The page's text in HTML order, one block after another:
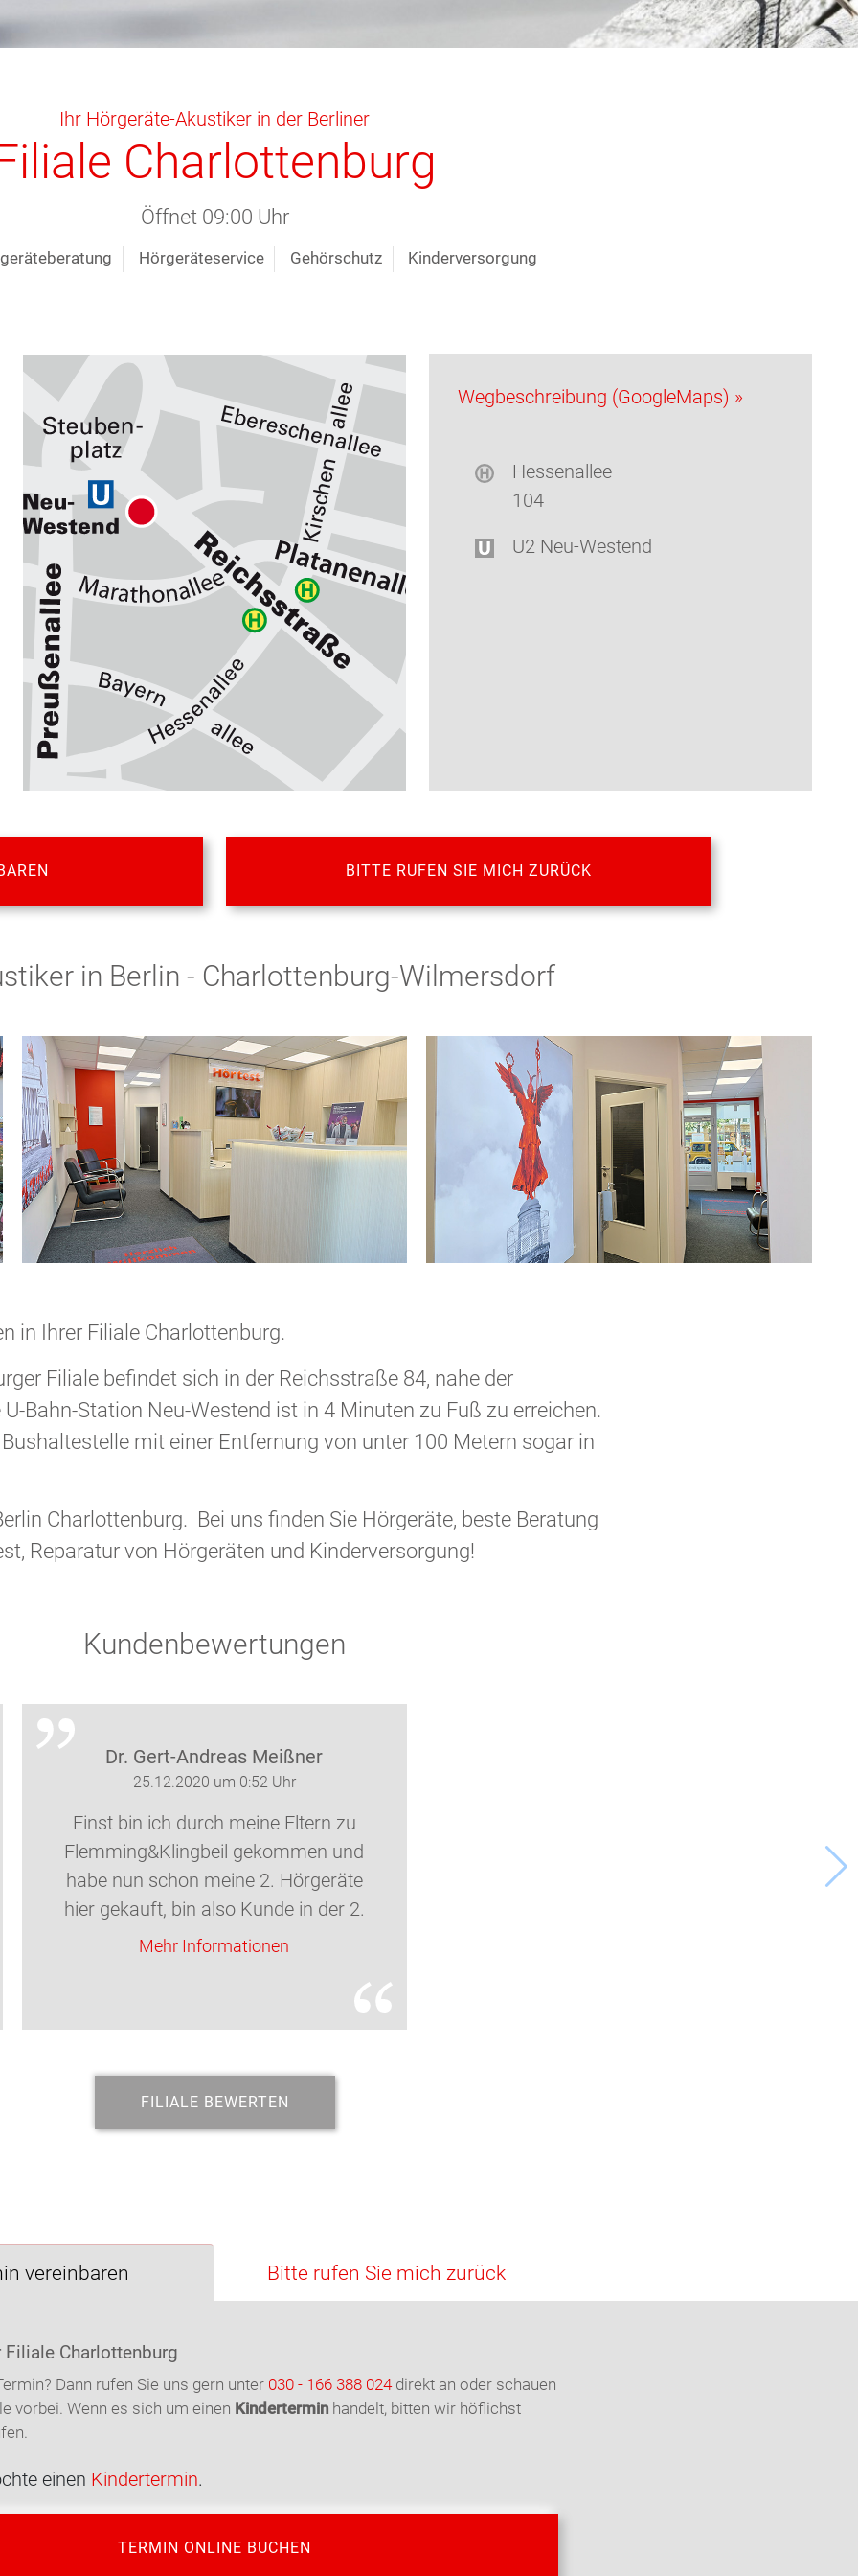
Ihr Hörgeräte-Akustiker in der Berliner
Charlottenburg
Öffnet 09:00 Uhr
Hörgeräteservice Gehörschutz Kinderversorgung
Wegbeschreibung (GoogleMaps) »
Hessenallee
104
U2 Neu-Westend
BITTE RUFEN SIE MICH ZURÜCK
in Berlin - Charlottenburg-Wilmersdorf
in Ihrer Filiale Charlottenburg.
Filiale befindet sich in der Reichsstraße 84, nahe der
U-Bahn-Station Neu-Westend ist in 4 Minuten zu Fuß zu erreichen.
Bushaltestelle mit einer Entfernung von unter 100 Metern sogar in
Charlottenburg. Bei uns finden Sie Hörgeräte, beste Beratung
Reparatur von Hörgeräten und Kinderversorgung!
Kundenbewertungen
Dr. Gert-Andreas Meißner
25.12.2020 um 0:52 Uhr
Einst bin ich durch meine Eltern zu
Flemming&Klingbeil gekommen und
habe nun schon meine 2. Hörgeräte
hier gekauft, bin also Kunde in der 2.
Generation und über viele Jahre.
verschiedener Hersteller testen und
kann jederzeit den kompetenten
Service in dieser Filiale in Anspruch
Mehr Informationen
FILIALE BEWERTEN
vereinbaren Bitte rufen Sie mich zurück
Filiale Charlottenburg
Dann rufen Sie uns gern unter 030 - 166 388 024direkt an oder schauen
vorbei. Wenn es sich um einen Kindertermin handelt, bitten wir höflichst
einen Kindertermin.
TERMIN ONLINE BUCHEN